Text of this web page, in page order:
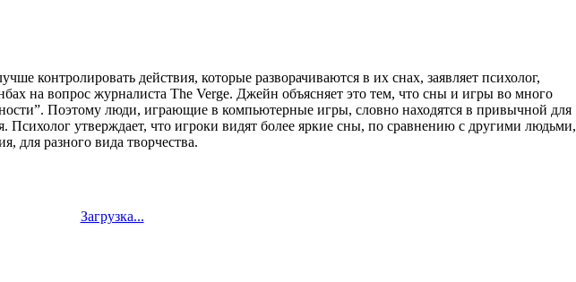
контролировать действия, которые разворачиваются в их снах, заявляет психолог,
на вопрос журналиста The Verge. Джейн объясняет это тем, что сны и игры во много
Поэтому люди, играющие в компьютерные игры, словно находятся в привычной для
Психолог утверждает, что игроки видят более яркие сны, по сравнению с другими людьми,
для разного вида творчества.
Загрузка...